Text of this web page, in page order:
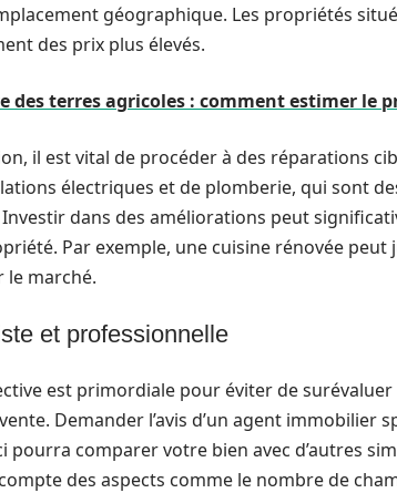
géographique. Les propriétés
des prix plus élevés.
des terres agricoles : comment estimer le
il est vital de procéder à des réparations
électriques et de plomberie, qui sont
dans des améliorations peut
Par exemple, une cuisine rénovée
le marché.
et professionnelle
est primordiale pour éviter de
Demander l’avis d’un agent immobilier
pourra comparer votre bien avec d’autres
des aspects comme le nombre de